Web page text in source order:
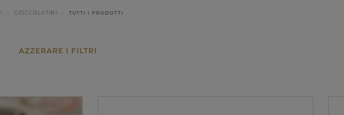
CIOCCOLATINI TUTTI I PRODOTTI